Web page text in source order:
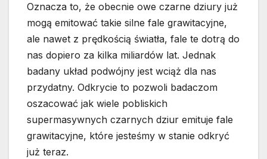
Oznacza to, że obecnie owe czarne dziury już
mogą emitować takie silne fale grawitacyjne,
ale nawet z prędkością światła, fale te dotrą do
nas dopiero za kilka miliardów lat. Jednak
badany układ podwójny jest wciąż dla nas
przydatny. Odkrycie to pozwoli badaczom
oszacować jak wiele pobliskich
supermasywnych czarnych dziur emituje fale
grawitacyjne, które jesteśmy w stanie odkryć
już teraz.